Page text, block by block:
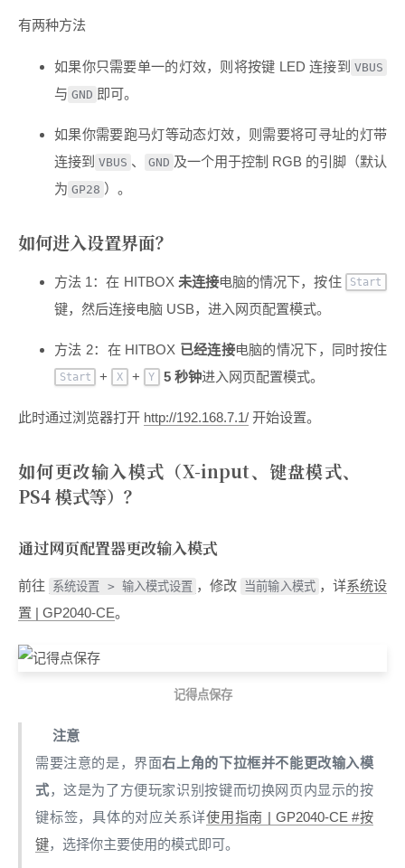
有两种方法
如果你只需要单一的灯效，则将按键 LED 连接到 VBUS
与 GND 即可。
如果你需要跑马灯等动态灯效，则需要将可寻址的灯带
连接到 VBUS 、 GND 及一个用于控制 RGB 的引脚（默认
为 GP28 ）。
如何进入设置界面？
方法 1：在 HITBOX 未连接电脑的情况下，按住 Start
键，然后连接电脑 USB，进入网页配置模式。
方法 2：在 HITBOX 已经连接电脑的情况下，同时按住
Start + X + Y 5 秒钟进入网页配置模式。
此时通过浏览器打开 http://192.168.7.1/ 开始设置。
如何更改输入模式（X-input、键盘模式、
PS4 模式等）？
通过网页配置器更改输入模式
前往 系统设置 > 输入模式设置 ，修改 当前输入模式 ，详系统设
置 | GP2040-CE。
记得点保存
注意
需要注意的是，界面右上角的下拉框并不能更改输入模
式，这是为了方便玩家识别按键而切换网页内显示的按
键标签，具体的对应关系详使用指南 | GP2040-CE #按
键，选择你主要使用的模式即可。